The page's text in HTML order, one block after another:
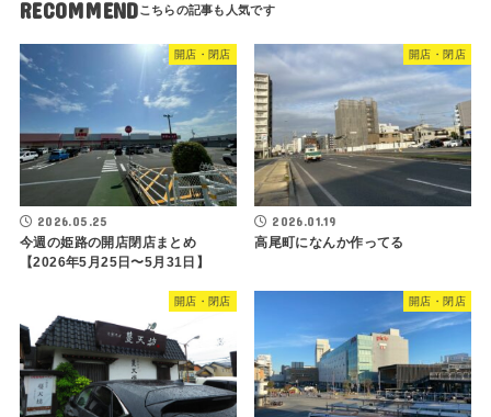
RECOMMEND
開店・閉店
2026.05.25
今週の姫路の開店閉店まとめ
【2026年5月25日〜5月31日】
開店・閉店
2026.01.19
高尾町になんか作ってる
開店・閉店 開店・閉店